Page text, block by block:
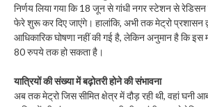
निर्णय लिया गया कि 18 जून से गांधी नगर स्टेशन से रेडिसन
फेरे शुरू कर दिए जाएंगे। हालांकि, अभी तक मेट्रो प्रशासन
आधिकारिक घोषणा नहीं की गई है, लेकिन अनुमान है कि इस
80 रुपये तक हो सकता है।
यात्रियों की संख्या में बढ़ोतरी होने की संभावना
अब तक मेट्रो जिस सीमित क्षेत्र में दौड़ रही थी, वहां घनी